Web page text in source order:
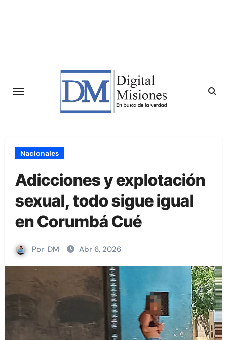
Nacionales
Adicciones y explotación
sexual, todo sigue igual
en Corumbá Cué
Por DM Abr 6, 2026